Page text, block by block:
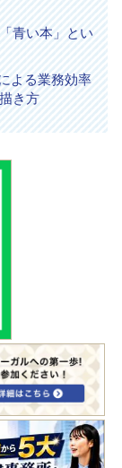
青い本」とい
よる業務効率
き方